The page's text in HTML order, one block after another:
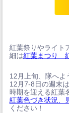
紅葉祭りやライト
細は紅葉まつり
12月上旬、隊へよ
12月7-8日の週末
時期を迎える紅葉
紅葉色づき状況、
ください！